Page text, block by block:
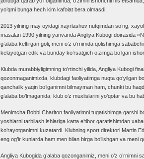
yo’qmi bunga hech kim kafolat bera olmasdi.
2013 yilning may oyidagi xayrlashuv nutqimdan so’ng,
masalan 1990 yilning yanvarida Angliya Kubogi doirasida
g’alaba keltirgan goli, meni o’z o’rnimda qolishimga
kelayotgan edik va bunday ko’rsatgich o’zimga bo’lgan
Klubda murabbiyligimning to’rtinchi yilida, Angliya Kubogi
qozonmaganimizda, klubdagi faoliyatimga nuqta qo’yilgan
qanchalik yaqin bo’lganimni bilmayman ham, chunki bu
g’alaba bo’lmaganida, klub o’z muxlislarini yo’qotar va bu
Menimcha Bobbi Charlton faoliyatimni tugatishimga qarshi
yoshlarni tarbilash ishlariga katta e’tibor qaratishimdan
ko’rayotganimni kuzatardi. Klubning sport direktori Martin
eng og’ir kunlarda ham men bilan birga bo’lishgan va meni
Angliya Kubogida g’alaba qozonganimiz, meni o’z